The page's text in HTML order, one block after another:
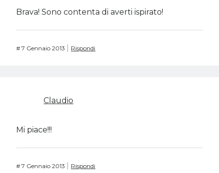
Brava! Sono contenta di averti ispirato!
#7 Gennaio 2013 Rispondi
Claudio
Mi piace!!!
#7 Gennaio 2013 Rispondi